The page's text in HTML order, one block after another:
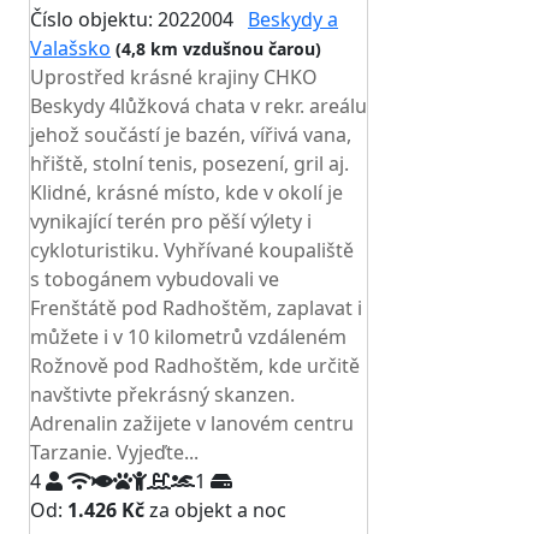
Číslo objektu: 2022004 Beskydy a
Valašsko (4,8 km vzdušnou čarou)
Uprostřed krásné krajiny CHKO
Beskydy 4lůžková chata v rekr. areálu
jehož součástí je bazén, vířivá vana,
hřiště, stolní tenis, posezení, gril aj.
Klidné, krásné místo, kde v okolí je
vynikající terén pro pěší výlety i
cykloturistiku. Vyhřívané koupaliště
s tobogánem vybudovali ve
Frenštátě pod Radhoštěm, zaplavat i
můžete i v 10 kilometrů vzdáleném
Rožnově pod Radhoštěm, kde určitě
navštivte překrásný skanzen.
Adrenalin zažijete v lanovém centru
Tarzanie. Vyjeďte...
4
1
Od: 1.426 Kčza objekt a noc